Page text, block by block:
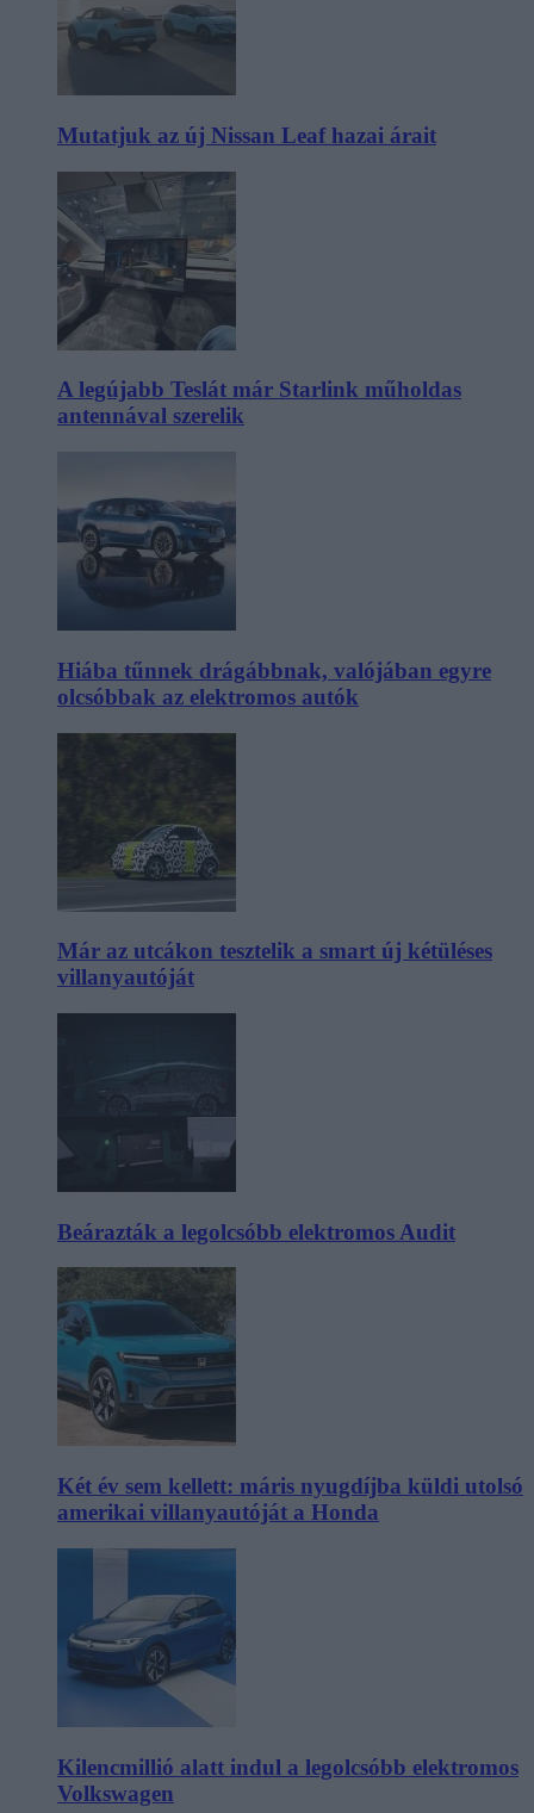
Mutatjuk az új Nissan Leaf hazai árait
A legújabb Teslát már Starlink műholdas
antennával szerelik
Hiába tűnnek drágábbnak, valójában egyre
olcsóbbak az elektromos autók
Már az utcákon tesztelik a smart új kétüléses
villanyautóját
Beárazták a legolcsóbb elektromos Audit
Két év sem kellett: máris nyugdíjba küldi utolsó
amerikai villanyautóját a Honda
Kilencmillió alatt indul a legolcsóbb elektromos
Volkswagen